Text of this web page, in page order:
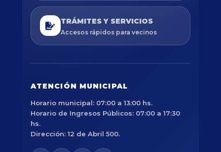
TRÁMITES Y SERVICIOS
Accesos rápidos para vecinos
ATENCIÓN MUNICIPAL
Horario municipal: 07:00 a 13:00 hs.
Horario de Ingresos Públicos: 07:00 a 17:30
hs.
Dirección: 12 de Abril 500.